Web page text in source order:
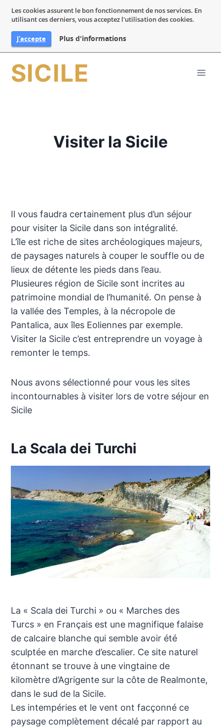
Les cookies assurent le bon fonctionnement de nos services. En
utilisant ces derniers, vous acceptez l'utilisation des cookies.
J'accepte Plus d'informations
SICILE
Visiter la Sicile
Il vous faudra certainement plus d’un séjour
pour visiter la Sicile dans son intégralité.
L’île est riche de sites archéologiques majeurs,
de paysages naturels à couper le souffle ou de
lieux de détente les pieds dans l’eau.
Plusieures région de Sicile sont incrites au
patrimoine mondial de l’humanité. On pense à
la vallée des Temples, à la nécropole de
Pantalica, aux îles Eoliennes par exemple.
Visiter la Sicile c’est entreprendre un voyage à
remonter le temps.
Nous avons sélectionné pour vous les sites
incontournables à visiter lors de votre séjour en
Sicile
La Scala dei Turchi
La « Scala dei Turchi » ou « Marches des
Turcs » en Français est une magnifique falaise
de calcaire blanche qui semble avoir été
sculptée en marche d’escalier. Ce site naturel
étonnant se trouve à une vingtaine de
kilomètre d’Agrigente sur la côte de Realmonte,
dans le sud de la Sicile.
Les intempéries et le vent ont facçonné ce
paysage complètement décalé par rapport au